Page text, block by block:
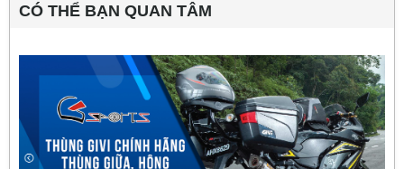
CÓ THỂ BẠN QUAN TÂM